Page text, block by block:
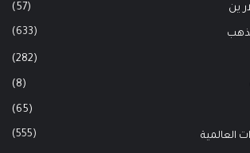
ين (57)
(633)
(282)
(8)
(65)
العالمية (555)